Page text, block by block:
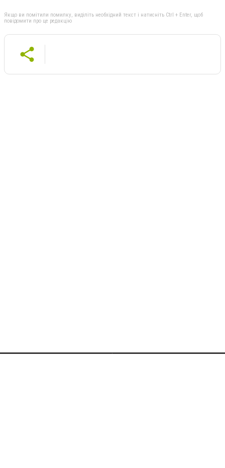
Якщо ви помітили помилку, виділіть необхідний текст і натисніть Ctrl + Enter, щоб
повідомити про це редакцію